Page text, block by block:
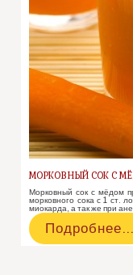
МОРКОВНЫЙ СОК С
Морковный сок с мёдом
морковного сока с 1 ст.
миокарда, а так же при
Морковный
сок
Подробнее…